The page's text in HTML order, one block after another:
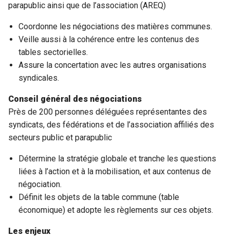
parapublic ainsi que de l’association (AREQ)
Coordonne les négociations des matières communes.
Veille aussi à la cohérence entre les contenus des
tables sectorielles.
Assure la concertation avec les autres organisations
syndicales.
Conseil général des négociations
Près de 200 personnes déléguées représentantes des
syndicats, des fédérations et de l’association affiliés des
secteurs public et parapublic
Détermine la stratégie globale et tranche les questions
liées à l’action et à la mobilisation, et aux contenus de
négociation.
Définit les objets de la table commune (table
économique) et adopte les règlements sur ces objets.
Les enjeux